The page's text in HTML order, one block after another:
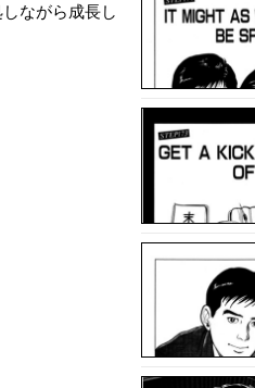
ながら成長し